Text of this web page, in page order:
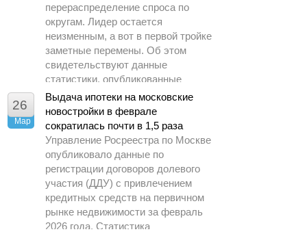
перераспределение спроса по
округам. Лидер остается
неизменным, а вот в первой тройке
заметные перемены. Об этом
свидетельствуют данные
статистики, опубликованные
Управлением Росреестра по
Москве.
26
Мар
Выдача ипотеки на московские
новостройки в феврале
сократилась почти в 1,5 раза
Управление Росреестра по Москве
опубликовало данные по
регистрации договоров долевого
участия (ДДУ) с привлечением
кредитных средств на первичном
рынке недвижимости за февраль
2026 года. Статистика